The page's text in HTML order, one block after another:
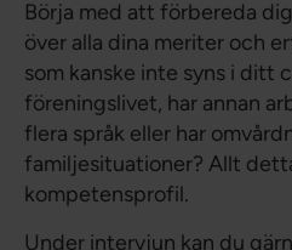
Börja med att förbereda
över alla dina meriter och
som kanske inte syns i ditt
föreningslivet, har annan
flera språk eller har
familjesituationer? Allt
kompetensprofil.
Under intervjun kan du